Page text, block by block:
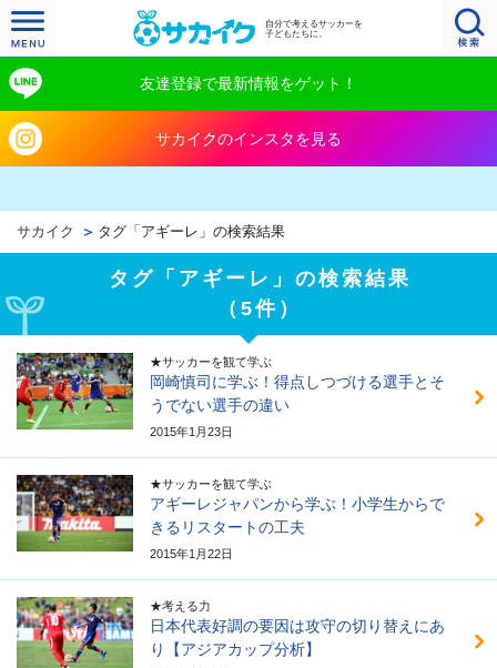
自分で考えるサッカーを
子どもたちに。
友達登録で最新情報をゲット！
サカイクのインスタを見る
サカイク タグ「アギーレ」の検索結果
タグ「アギーレ」の検索結果
（5件）
★サッカーを観て学ぶ
岡崎慎司に学ぶ！得点しつづける選手とそ
うでない選手の違い
2015年1月23日
★サッカーを観て学ぶ
アギーレジャパンから学ぶ！小学生からで
きるリスタートの工夫
2015年1月22日
★考える力
日本代表好調の要因は攻守の切り替えにあ
り【アジアカップ分析】